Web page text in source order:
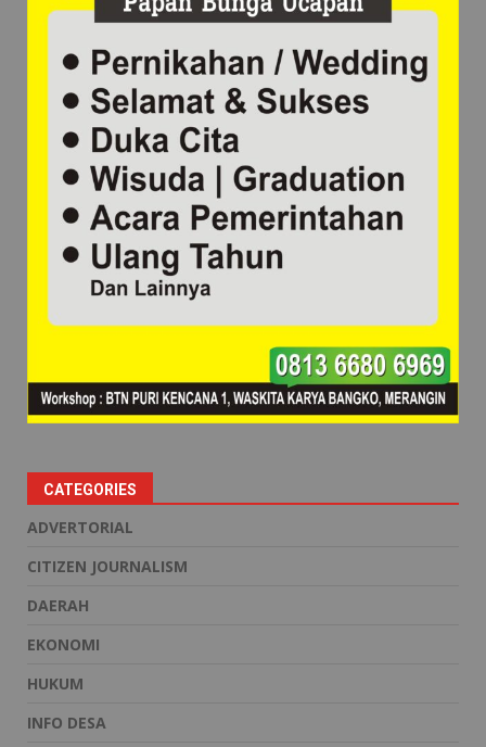
CATEGORIES
ADVERTORIAL
CITIZEN JOURNALISM
DAERAH
EKONOMI
HUKUM
INFO DESA